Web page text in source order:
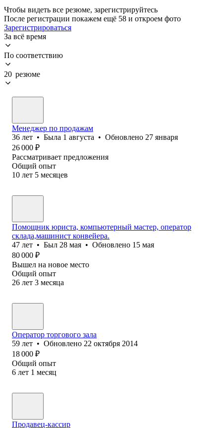
Чтобы видеть все резюме, зарегистрируйтесь
После регистрации покажем ещё 58 и откроем фото
Зарегистрироваться
За всё время
По соответствию
20 резюме
Менеджер по продажам
36 лет • Была 1 августа • Обновлено 27 января
26 000 ₽
Рассматривает предложения
Общий опыт
10 лет 5 месяцев
Помощник юриста, компьютерный мастер, оператор
склада,машинист конвейера.
47 лет • Был 28 мая • Обновлено 15 мая
80 000 ₽
Вышел на новое место
Общий опыт
26 лет 3 месяца
Оператор торгового зала
59 лет • Обновлено 22 октября 2014
18 000 ₽
Общий опыт
6 лет 1 месяц
Продавец-кассир